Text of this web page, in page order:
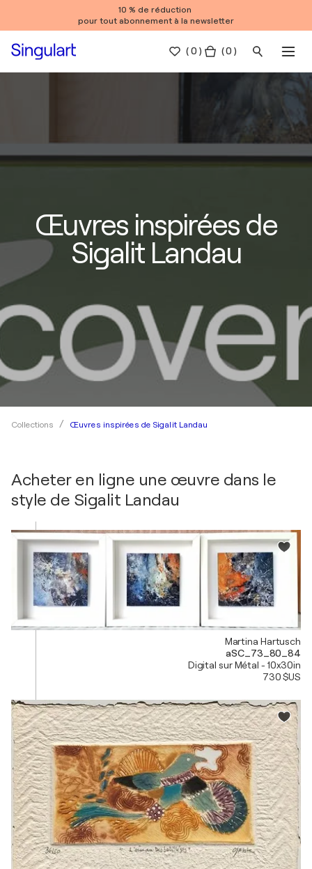
10 % de réduction
pour tout abonnement à la newsletter
(0 ) ( 0 )
Œuvres inspirées de
Sigalit Landau
Collections Œuvres inspirées de Sigalit Landau
Acheter en ligne une œuvre dans le
style de Sigalit Landau
Martina Hartusch
aSC_73_80_84
Digital sur Métal - 10x30in
730 $US